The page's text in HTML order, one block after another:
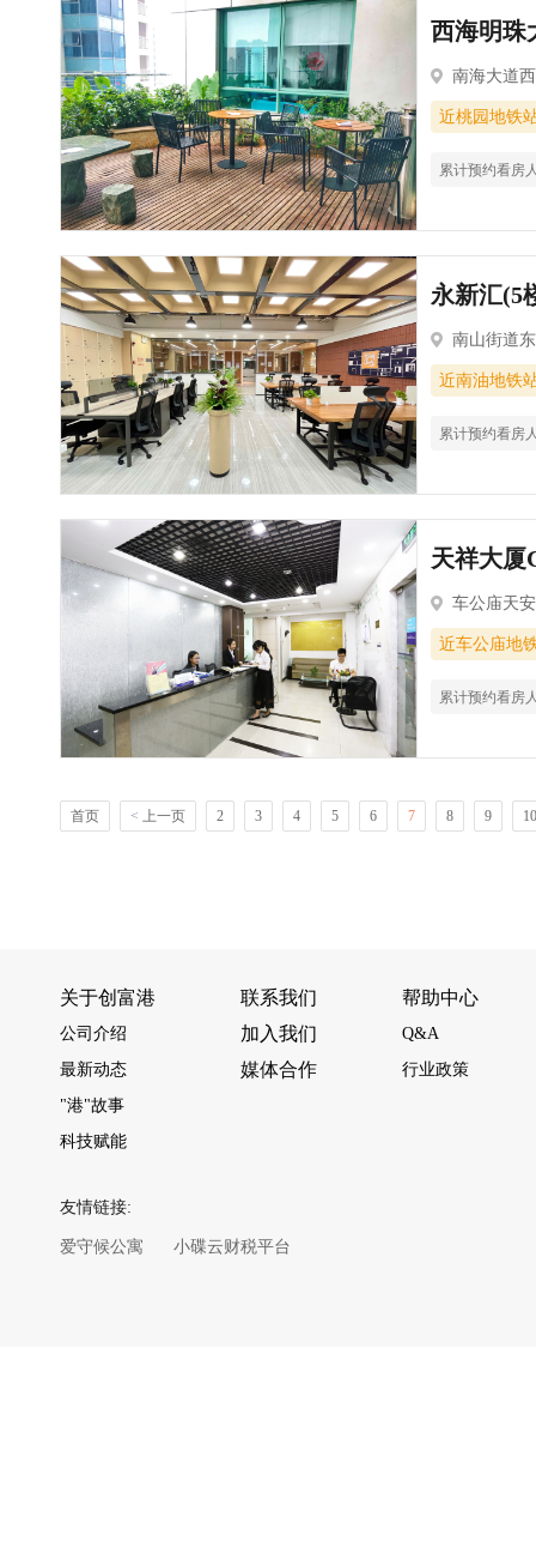
西海明珠
南海大道
近桃园地铁
累计预约看房
永新汇(5
南山街道
近南油地铁
累计预约看房
天祥大厦
车公庙天
近车公庙地
累计预约看房
首页 < 上一页 2 3 4 5 6 7 8 9 10
关于创富港
公司介绍
最新动态
"港"故事
科技赋能
联系我们
加入我们
媒体合作
帮助中心
Q&A
行业政策
友情链接:
爱守候公寓 小碟云财税平台